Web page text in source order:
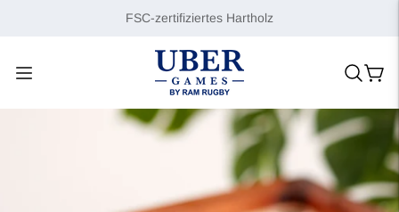
FSC-zertifiziertes Hartholz